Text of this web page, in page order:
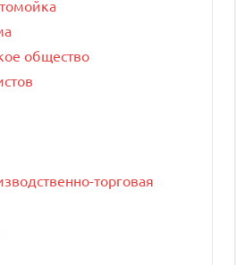
общество
торговая